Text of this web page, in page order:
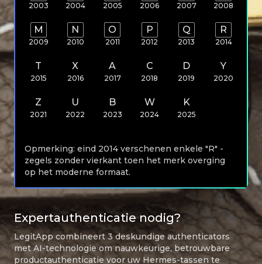
2003 2004 2005 2006 2007 2008
M
2009
N
2010
O
2011
P
2012
Q
2013
R
2014
T
2015
X
2016
A
2017
C
2018
D
2019
Y
2020
Z
2021
U
2022
B
2023
W
2024
K
2025
Opmerking: eind 2014 verschenen enkele "R" -
zegels zonder vierkant toen het merk overging
op het moderne formaat.
Expertauthenticatie nodig?
LegitApp combineert 3 deskundige authenticators
met AI-technologie om nauwkeurige, betrouwbare
productauthenticatie voor uw Hermes-tassen te